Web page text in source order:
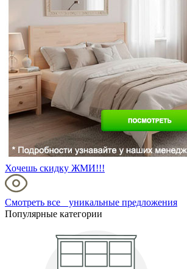
Хочешь скидку ЖМИ!!!
Смотреть все уникальные предложения
Популярные категории